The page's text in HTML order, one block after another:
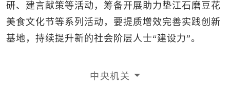
研、建言献策等活动，筹备开展助力垫江石磨豆花
美食文化节等系列活动，要提质增效完善实践创新
基地，持续提升新的社会阶层人士“建设力”。
中央机关